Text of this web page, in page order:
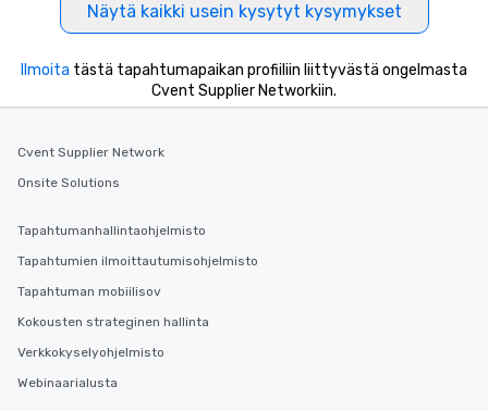
Näytä kaikki usein kysytyt kysymykset
Ilmoita tästä tapahtumapaikan profiiliin liittyvästä ongelmasta
Cvent Supplier Networkiin.
Cvent Supplier Network
Onsite Solutions
Tapahtumanhallintaohjelmisto
Tapahtumien ilmoittautumisohjelmisto
Tapahtuman mobiilisov
Kokousten strateginen hallinta
Verkkokyselyohjelmisto
Webinaarialusta